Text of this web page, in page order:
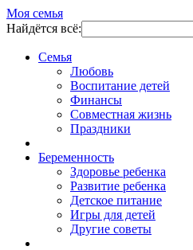
Моя семья
Найдётся всё:
Семья
Любовь
Воспитание детей
Финансы
Совместная жизнь
Праздники
Беременность
Здоровье ребенка
Развитие ребенка
Детское питание
Игры для детей
Другие советы